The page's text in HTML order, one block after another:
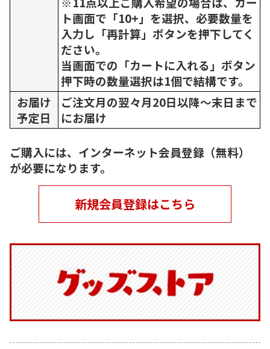
ト画面で「10+」を選択、必要数量を
入力し「再計算」ボタンを押下してく
ださい。
当画面での「カートに入れる」ボタン
押下時の数量選択は1個で結構です。
お届け
予定日
ご注文月の翌々月20日以降～末日まで
にお届け
ご購入には、インターネット会員登録（無料）
が必要になります。
新規会員登録はこちら